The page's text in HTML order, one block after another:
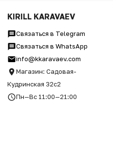
KIRILL KARAVAEV
Связаться в Telegram
Связаться в WhatsApp
info@kkaravaev.com
Магазин: Садовая-
Кудринская 32с2
Пн—Вс 11:00—21:00